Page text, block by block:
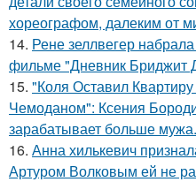
хореографом, далеким от
14. Рене зеллвегер
фильме "Дневник Бриджит
15. "Коля Оставил
Чемоданом": Ксения
зарабатывает больше мужа.
16. Анна хилькевич
Артуром Волковым ей не